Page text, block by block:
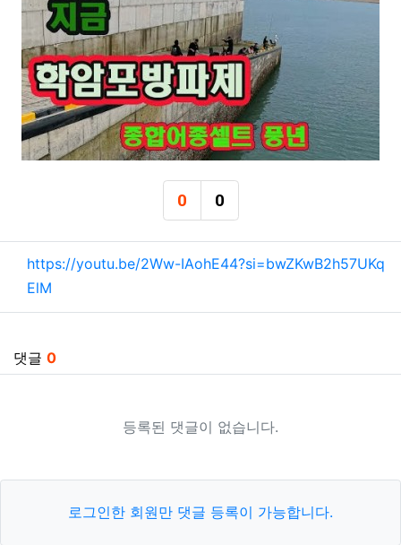
0
추천
0
비추천
관련자료
https://youtu.be/2Ww-IAohE44?si=bwZKwB2h57UKq
ElM
댓글 0
등록된 댓글이 없습니다.
로그인한 회원만 댓글 등록이 가능합니다.